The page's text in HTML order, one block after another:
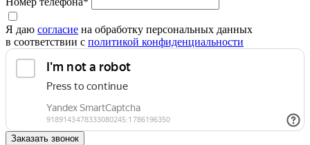
Я даю согласие на обработку персональных данных
в соответствии с политикой конфиденциальности